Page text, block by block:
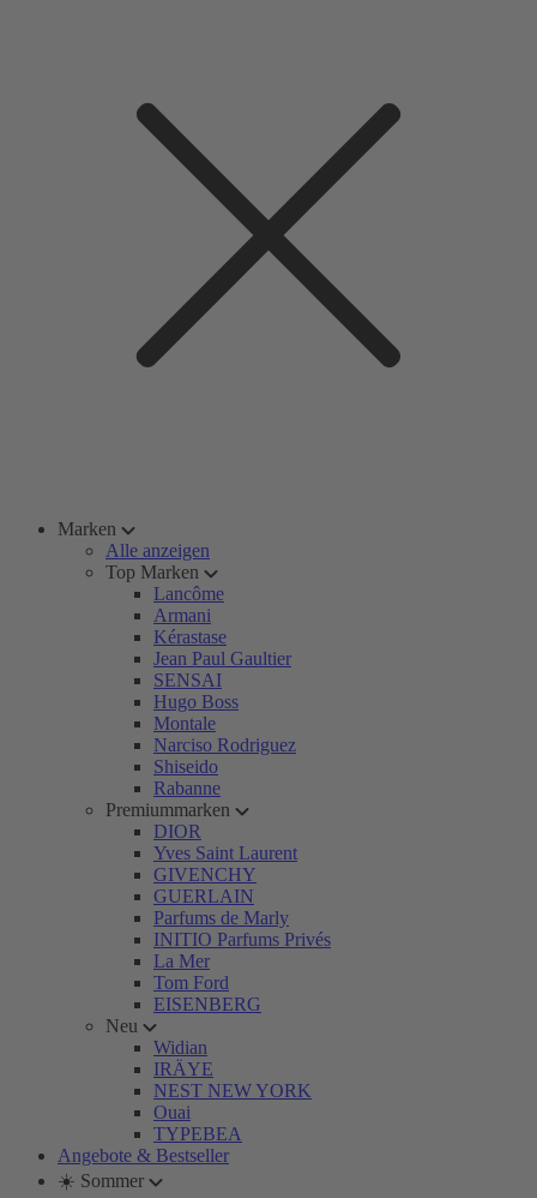
Marken
Alle anzeigen
Top Marken
Lancôme
Armani
Kérastase
Jean Paul Gaultier
SENSAI
Hugo Boss
Montale
Narciso Rodriguez
Shiseido
Rabanne
Premiummarken
DIOR
Yves Saint Laurent
GIVENCHY
GUERLAIN
Parfums de Marly
INITIO Parfums Privés
La Mer
Tom Ford
EISENBERG
Neu
Widian
IRÄYE
NEST NEW YORK
Ouai
TYPEBEA
Angebote & Bestseller
☀️ Sommer